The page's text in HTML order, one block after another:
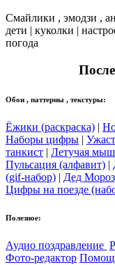
Смайлики , эмодзи ,
дети | куколки |
погода
Обои , паттерны , текстуры:
Ёжики (раскраска) |
Наборы цифры |
танкист | Летучая
Пульсация (алфавит) |
(gif-набор) | Дед
Цифры на поезде
Полезное:
Аудио поздравление
Фото-редактор